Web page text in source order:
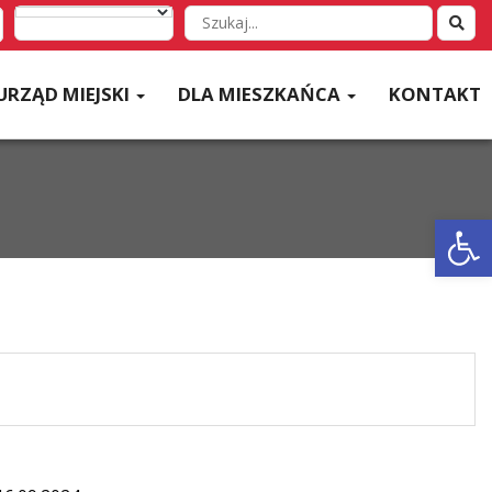
Wyszukaj
w
MIEJSKI DLA MIESZKAŃCA KONTAKT